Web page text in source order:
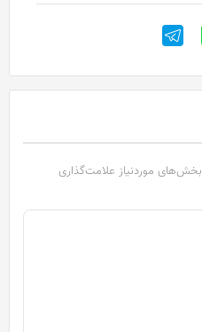
بخش‌های موردنیاز علامت‌گذاری